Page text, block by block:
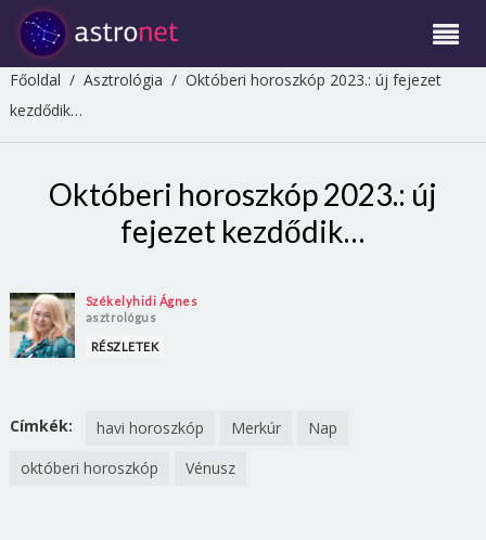
Főoldal / Asztrológia / Októberi horoszkóp 2023.: új fejezet
kezdődik…
Októberi horoszkóp 2023.: új
fejezet kezdődik…
Székelyhidi Ágnes
asztrológus
RÉSZLETEK
Címkék: havi horoszkóp Merkúr
Nap
októberi horoszkóp
Vénusz